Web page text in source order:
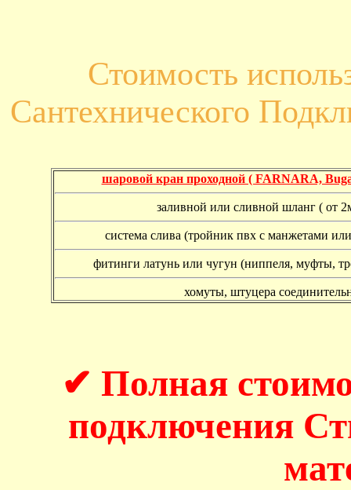
Стоимость
Сантехнического
шаровой кран проходной ( FARNARA,
заливной или сливной шланг ( от
система слива (тройник пвх с манжетами
фитинги латунь или чугун (ниппеля, муфты,
хомуты, штуцера
✔ Полная
подключения